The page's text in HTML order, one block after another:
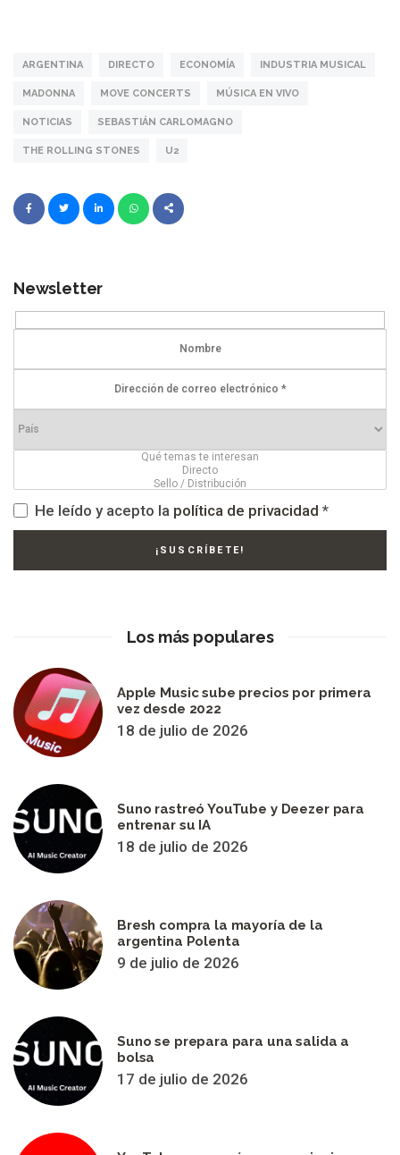
ARGENTINA DIRECTO ECONOMÍA INDUSTRIA MUSICAL
MADONNA MOVE CONCERTS MÚSICA EN VIVO
NOTICIAS SEBASTIÁN CARLOMAGNO
THE ROLLING STONES U2
Newsletter
He leído y acepto la política de privacidad *
Los más populares
Apple Music sube precios por primera
vez desde 2022
18 de julio de 2026
Suno rastreó YouTube y Deezer para
entrenar su IA
18 de julio de 2026
Bresh compra la mayoría de la
argentina Polenta
9 de julio de 2026
Suno se prepara para una salida a
bolsa
17 de julio de 2026